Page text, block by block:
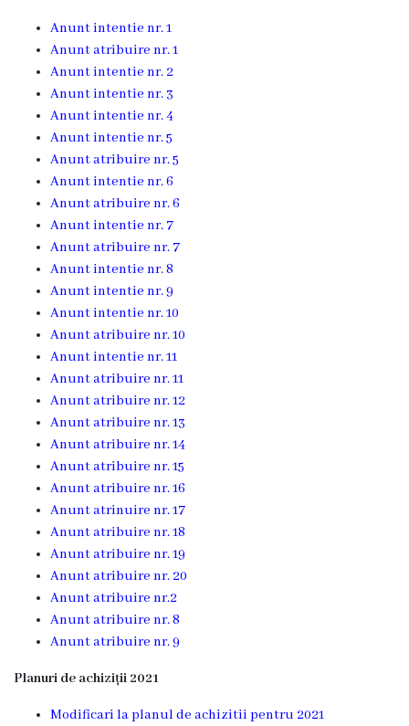
de
Ambulator
Staționar
de
zi
Centrul
medicilor
de
familie
5
Secţia
medicina
familie
nr.1
Secţia
nr.2
Serviciul
Consultativ
Specializat
Centrul
familie
Anunt intentie nr. 1
Anunt atribuire nr. 1
Anunt intentie nr. 2
Anunt intentie nr. 3
Anunt intentie nr. 4
Anunt intentie nr. 5
Anunt atribuire nr. 5
Anunt intentie nr. 6
Anunt atribuire nr. 6
Anunt intentie nr. 7
Anunt atribuire nr. 7
Anunt intentie nr. 8
Anunt intentie nr. 9
Anunt intentie nr. 10
Anunt atribuire nr. 10
Anunt intentie nr. 11
Anunt atribuire nr. 11
Anunt atribuire nr. 12
Anunt atribuire nr. 13
Anunt atribuire nr. 14
Anunt atribuire nr. 15
Anunt atribuire nr. 16
Anunt atrinuire nr. 17
Anunt atribuire nr. 18
Anunt atribuire nr. 19
Anunt atribuire nr. 20
Anunt atribuire nr.2
Anunt atribuire nr. 8
Anunt atribuire nr. 9
Planuri de achiziții 2021
Modificari la planul de achizitii pentru 2021